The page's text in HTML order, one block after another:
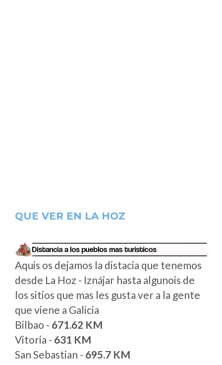
QUE VER EN LA HOZ
Aquis os dejamos la distacia que tenemos
desde La Hoz - Iznájar hasta algunois de
los sitios que mas les gusta ver a la gente
que viene a Galicia
Bilbao - 671.62 KM
Vitoria - 631 KM
San Sebastian - 695.7 KM